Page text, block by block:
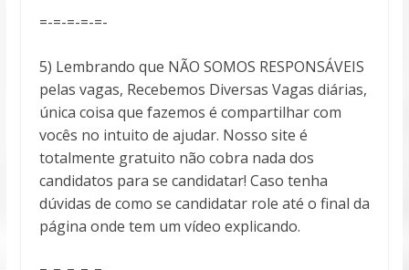
=-=-=-=-=-
5) Lembrando que NÃO SOMOS RESPONSÁVEIS
pelas vagas, Recebemos Diversas Vagas diárias,
única coisa que fazemos é compartilhar com
vocês no intuito de ajudar. Nosso site é
totalmente gratuito não cobra nada dos
candidatos para se candidatar! Caso tenha
dúvidas de como se candidatar role até o final da
página onde tem um vídeo explicando.